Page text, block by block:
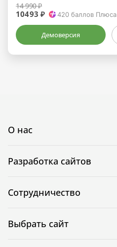
14 990 ₽
10493 ₽ 420 баллов Плюса
Демоверсия
О нас
Разработка сайтов
Сотрудничество
Выбрать сайт